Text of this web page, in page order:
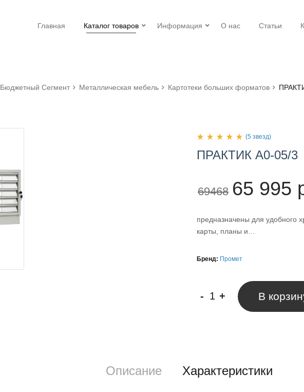
Главная Каталог товаров Информация О нас Статьи
Бюджетный Сегмент Металлическая мебель Картотеки больших форматов
(5 звезд)
ПРАКТИК А0-05/3
69468 65 995
предназначены для удобного
карты, планы и…
Бренд: Промет
- + В
Описание Характеристики